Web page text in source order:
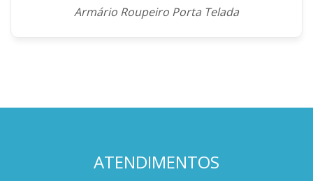
Armário Roupeiro Porta Telada
ATENDIMENTOS